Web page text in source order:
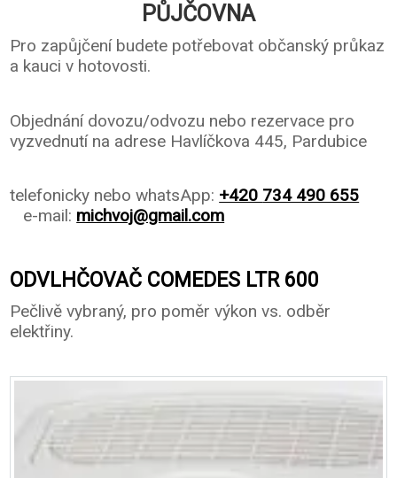
PŮJČOVNA
Pro zapůjčení budete potřebovat občanský průkaz
a kauci v hotovosti.
Objednání dovozu/odvozu nebo rezervace pro
vyzvednutí na adrese Havlíčkova 445, Pardubice
telefonicky nebo whatsApp: +420 734 490 655
e-mail: michvoj@gmail.com
ODVLHČOVAČ COMEDES LTR 600
Pečlivě vybraný, pro poměr výkon vs. odběr
elektřiny.